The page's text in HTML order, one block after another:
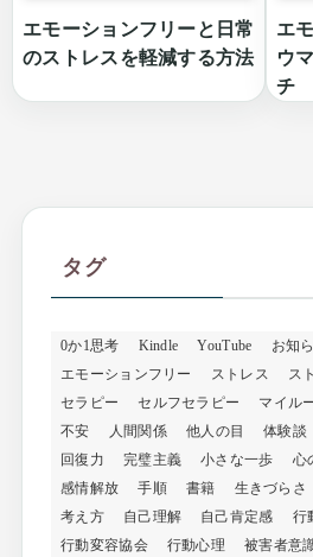
エモーションフリーと日常
のストレスを軽減する方法
エ
ウ
チ
タグ
0か1思考 Kindle YouTube お知
エモーションフリー
ストレス ス
セラピー
セルフセラピー マイル
不安
人間関係 他人の目 体験談
回復力
完璧主義 小さな一歩 心
感情解放
手順 書籍 生きづらさ
考え方
自己理解 自己肯定感 行
行動変容協会
行動心理 被害者意